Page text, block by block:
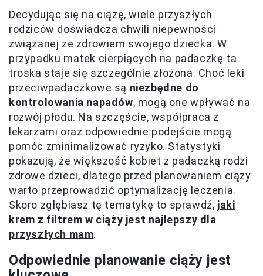
Decydując się na ciążę, wiele przyszłych
rodziców doświadcza chwili niepewności
związanej ze zdrowiem swojego dziecka. W
przypadku matek cierpiących na padaczkę ta
troska staje się szczególnie złożona. Choć leki
przeciwpadaczkowe są niezbędne do
kontrolowania napadów, mogą one wpływać na
rozwój płodu. Na szczęście, współpraca z
lekarzami oraz odpowiednie podejście mogą
pomóc zminimalizować ryzyko. Statystyki
pokazują, że większość kobiet z padaczką rodzi
zdrowe dzieci, dlatego przed planowaniem ciąży
warto przeprowadzić optymalizację leczenia.
Skoro zgłębiasz tę tematykę to sprawdź, jaki
krem z filtrem w ciąży jest najlepszy dla
przyszłych mam.
Odpowiednie planowanie ciąży jest